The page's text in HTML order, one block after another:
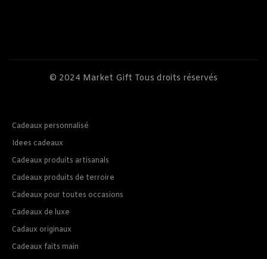
© 2024 Market Gift Tous droits réservés
Cadeaux personnalisé
Idees cadeaux
Cadeaux produits artisanals
Cadeaux produits de terroire
Cadeaux pour toutes occasions
Cadeaux de luxe
Cadaux originaux
Cadeaux faits main